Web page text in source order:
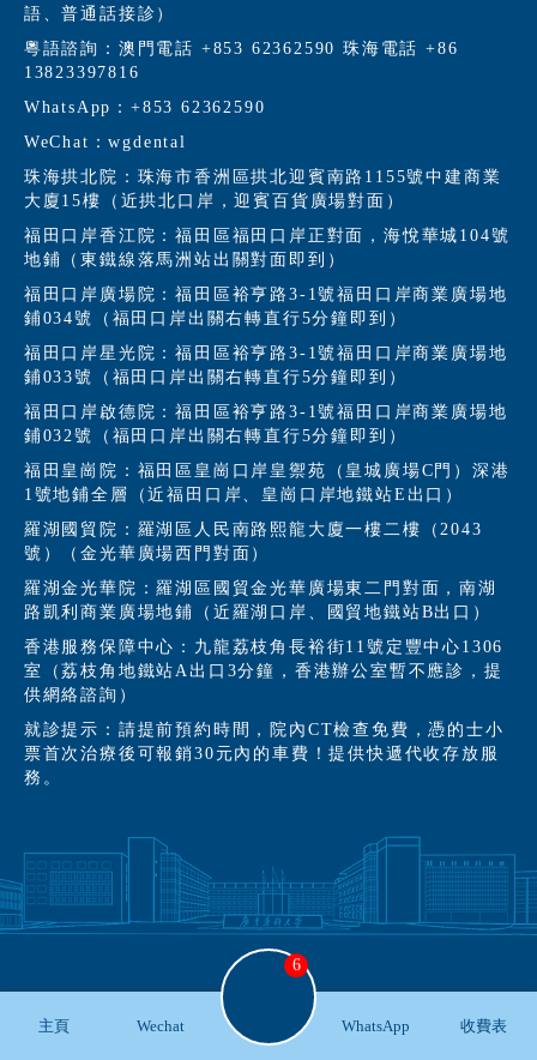
語、普通話接診）
粵語諮詢：澳門電話 +853 62362590 珠海電話 +86
13823397816
WhatsApp：+853 62362590
WeChat：wgdental
珠海拱北院：珠海市香洲區拱北迎賓南路1155號中建商業
大廈15樓（近拱北口岸，迎賓百貨廣場對面）
福田口岸香江院：福田區福田口岸正對面，海悅華城104號
地鋪（東鐵線落馬洲站出關對面即到）
福田口岸廣場院：福田區裕亨路3-1號福田口岸商業廣場地
鋪034號（福田口岸出關右轉直行5分鐘即到）
福田口岸星光院：福田區裕亨路3-1號福田口岸商業廣場地
鋪033號（福田口岸出關右轉直行5分鐘即到）
福田口岸啟德院：福田區裕亨路3-1號福田口岸商業廣場地
鋪032號（福田口岸出關右轉直行5分鐘即到）
福田皇崗院：福田區皇崗口岸皇禦苑（皇城廣場C門）深港
1號地鋪全層（近福田口岸、皇崗口岸地鐵站E出口）
羅湖國貿院：羅湖區人民南路熙龍大廈一樓二樓（2043
號）（金光華廣場西門對面）
羅湖金光華院：羅湖區國貿金光華廣場東二門對面，南湖
路凱利商業廣場地鋪（近羅湖口岸、國貿地鐵站B出口）
香港服務保障中心：九龍荔枝角長裕街11號定豐中心1306
室（荔枝角地鐵站A出口3分鐘，香港辦公室暫不應診，提
供網絡諮詢）
就診提示：請提前預約時間，院內CT檢查免費，憑的士小
票首次治療後可報銷30元內的車費！提供快遞代收存放服
務。
主頁 Wechat
6
WhatsApp 收費表